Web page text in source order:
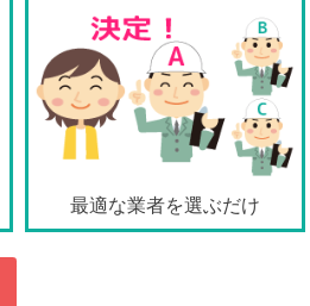
最適な業者を選ぶだけ